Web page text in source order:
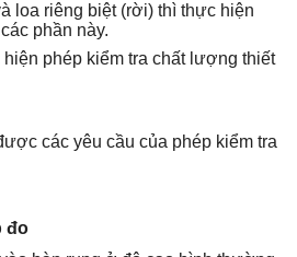
loa riêng biệt (rời) thì thực hiện
phần này.
phép kiểm tra chất lượng thiết
các yêu cầu của phép kiểm tra
đo